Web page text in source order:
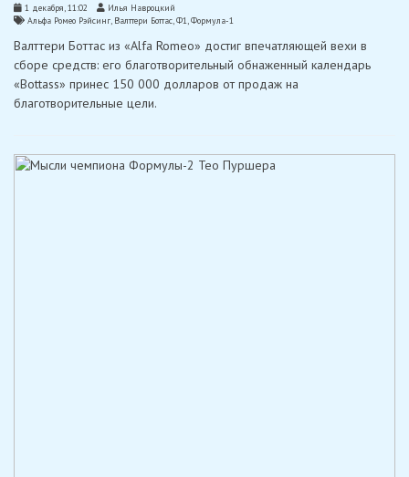
1 декабря, 11:02
Илья Навроцкий
Альфа Ромео Рэйсинг, Валттери Боттас,Ф1,Формула-1
Валттери Боттас из «Alfa Romeo» достиг впечатляющей вехи в
сборе средств: его благотворительный обнаженный календарь
«Bottass» принес 150 000 долларов от продаж на
благотворительные цели.